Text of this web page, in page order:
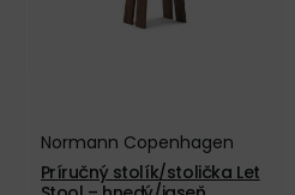
Normann Copenhagen
Príručný stolík/stolička Let